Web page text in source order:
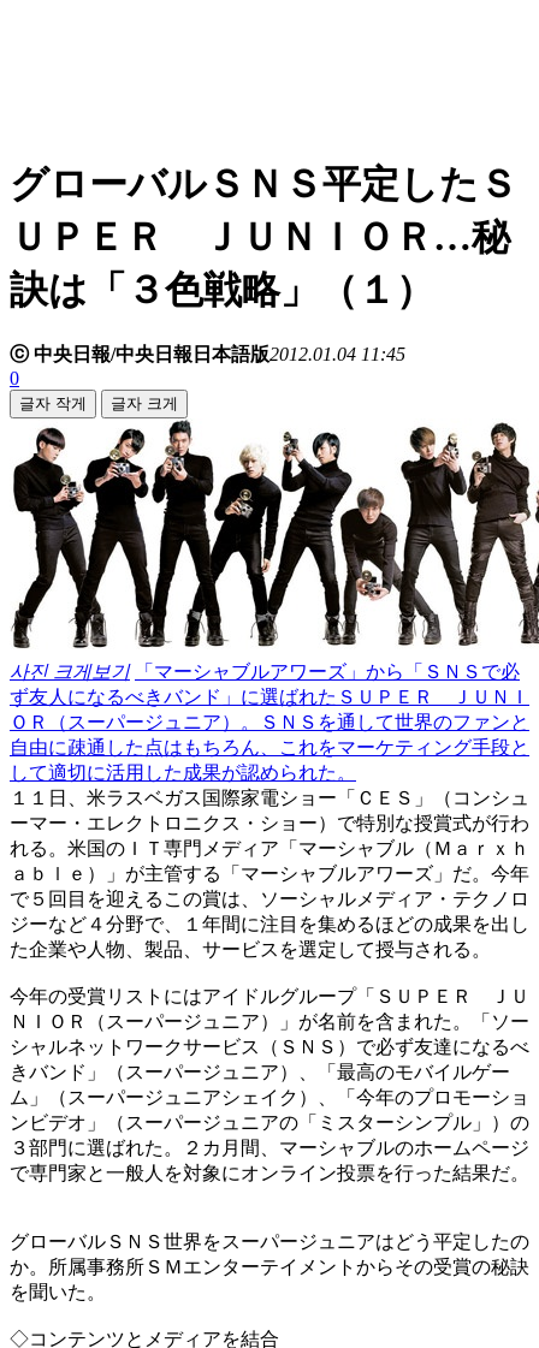
グローバルＳＮＳ平定したＳ
ＵＰＥＲ ＪＵＮＩＯＲ…秘
訣は「３色戦略」（１）
ⓒ 中央日報/中央日報日本語版2012.01.04 11:45
0
글자 작게 글자 크게
사진 크게보기
「マーシャブルアワーズ」から「ＳＮＳで必
ず友人になるべきバンド」に選ばれたＳＵＰＥＲ ＪＵＮＩ
ＯＲ（スーパージュニア）。ＳＮＳを通して世界のファンと
自由に疎通した点はもちろん、これをマーケティング手段と
して適切に活用した成果が認められた。
１１日、米ラスベガス国際家電ショー「ＣＥＳ」（コンシュ
ーマー・エレクトロニクス・ショー）で特別な授賞式が行わ
れる。米国のＩＴ専門メディア「マーシャブル（Ｍａｒｘｈ
ａｂｌｅ）」が主管する「マーシャブルアワーズ」だ。今年
で５回目を迎えるこの賞は、ソーシャルメディア・テクノロ
ジーなど４分野で、１年間に注目を集めるほどの成果を出し
た企業や人物、製品、サービスを選定して授与される。
今年の受賞リストにはアイドルグループ「ＳＵＰＥＲ ＪＵ
ＮＩＯＲ（スーパージュニア）」が名前を含まれた。「ソー
シャルネットワークサービス（ＳＮＳ）で必ず友達になるべ
きバンド」（スーパージュニア）、「最高のモバイルゲー
ム」（スーパージュニアシェイク）、「今年のプロモーショ
ンビデオ」（スーパージュニアの「ミスターシンプル」）の
３部門に選ばれた。２カ月間、マーシャブルのホームページ
で専門家と一般人を対象にオンライン投票を行った結果だ。
グローバルＳＮＳ世界をスーパージュニアはどう平定したの
か。所属事務所ＳＭエンターテイメントからその受賞の秘訣
を聞いた。
◇コンテンツとメディアを結合